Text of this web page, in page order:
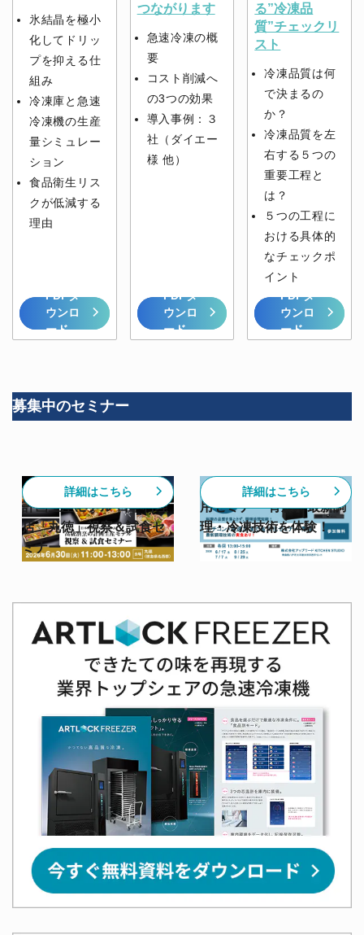
氷結晶を極小
化してドリッ
プを抑える仕
組み
冷凍庫と急速
冷凍機の生産
量シミュレー
ション
食品衛生リス
クが低減する
理由
PDFダ
ウンロ
ード
つながります
急速冷凍の概
要
コスト削減へ
の3つの効果
導入事例：３
社（ダイエー
様 他）
PDFダ
ウンロ
ード
る”冷凍品
質”チェックリ
スト
冷凍品質は何
で決まるの
か？
冷凍品質を左
右する５つの
重要工程と
は？
５つの工程に
おける具体的
なチェックポ
イント
PDFダ
ウンロ
ード
募集中のセミナー
【6/30開催】高級割烹の
計画生産モデル 日本料理
店「丸徳」視察＆試食セ
ミナー
詳細はこちら
【スチコン✕急速冷凍活
用セミナー 青森】最新調
理・冷凍技術を体験！
詳細はこちら